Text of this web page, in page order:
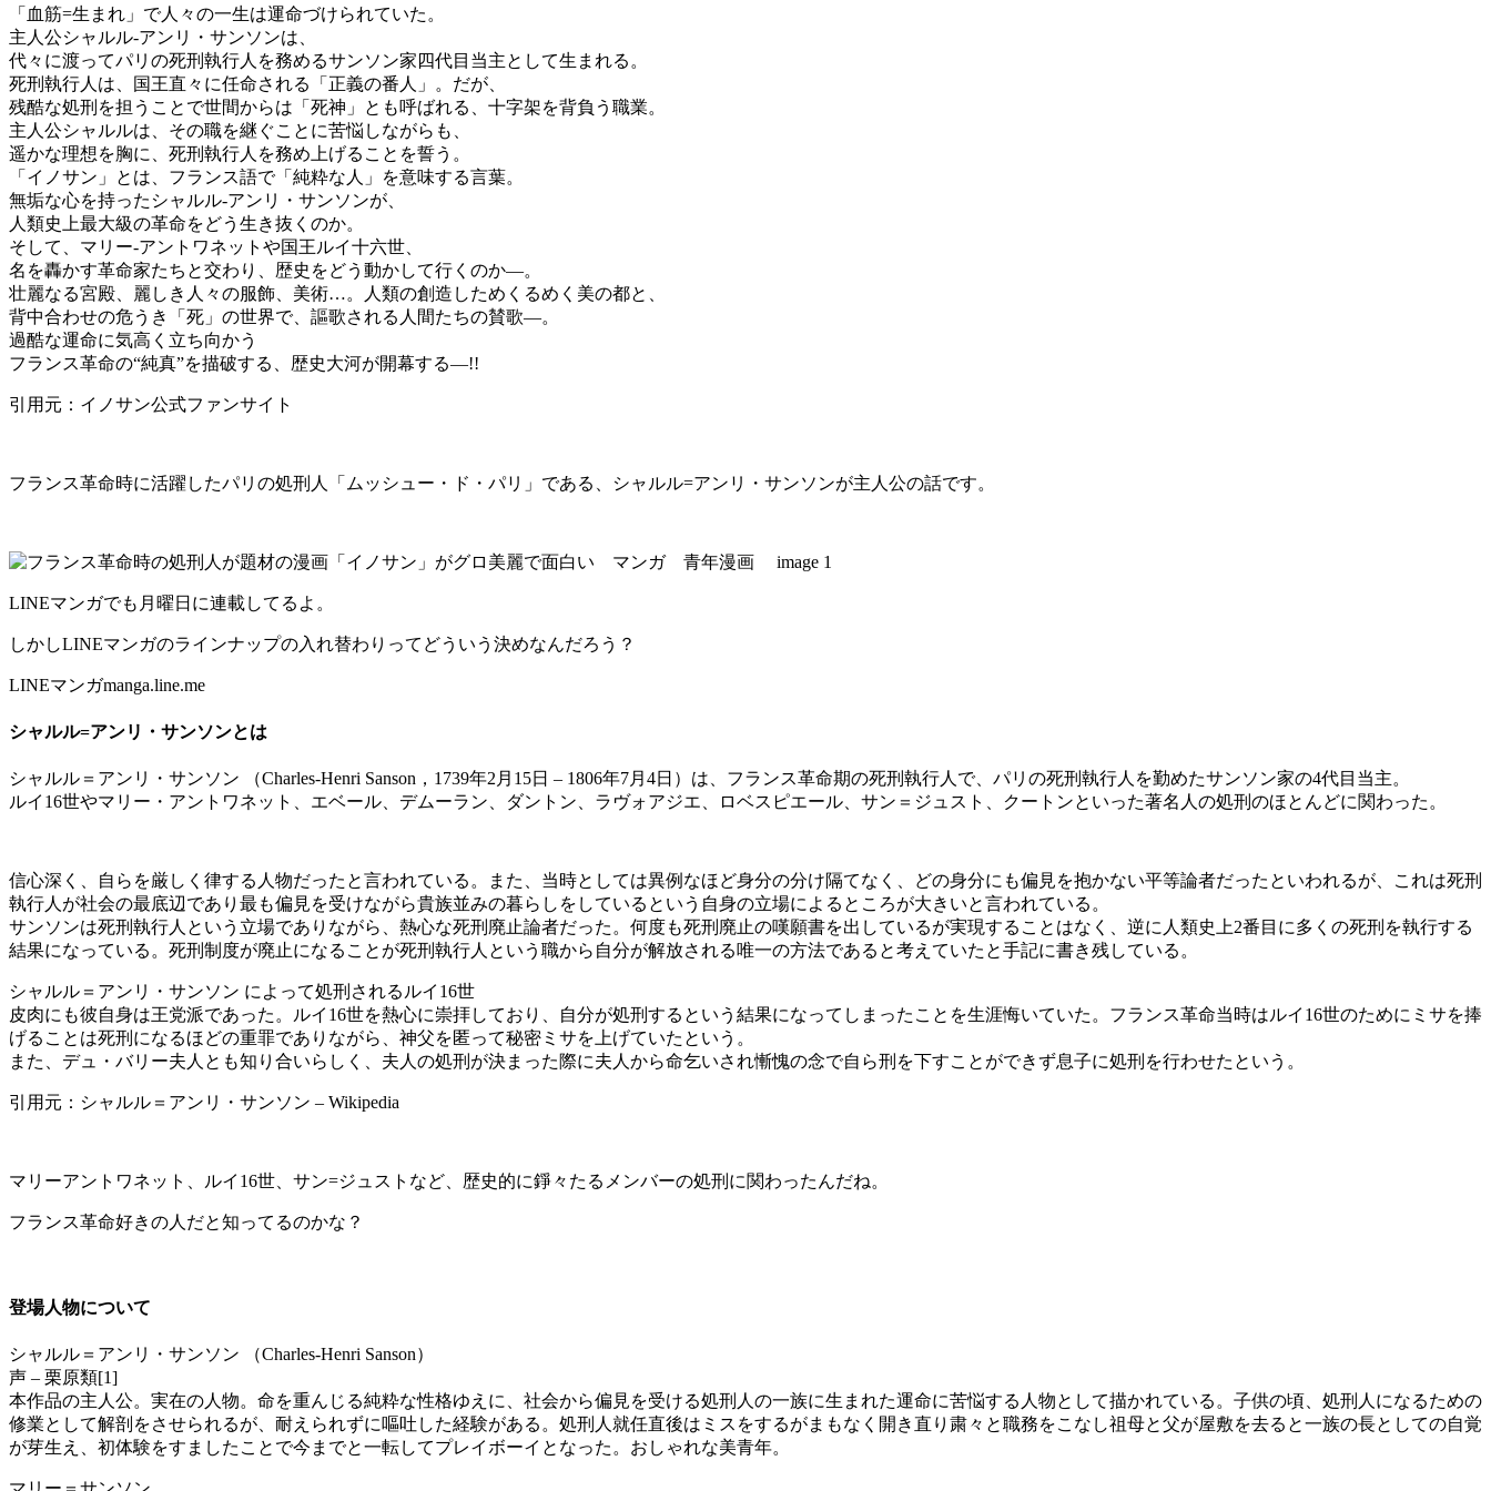
「血筋=生まれ」で人々の一生は運命づけられていた。
主人公シャルル-アンリ・サンソンは、
代々に渡ってパリの死刑執行人を務めるサンソン家四代目当主として生まれる。
死刑執行人は、国王直々に任命される「正義の番人」。だが、
残酷な処刑を担うことで世間からは「死神」とも呼ばれる、十字架を背負う職業。
主人公シャルルは、その職を継ぐことに苦悩しながらも、
遥かな理想を胸に、死刑執行人を務め上げることを誓う。
「イノサン」とは、フランス語で「純粋な人」を意味する言葉。
無垢な心を持ったシャルル-アンリ・サンソンが、
人類史上最大級の革命をどう生き抜くのか。
そして、マリー-アントワネットや国王ルイ十六世、
名を轟かす革命家たちと交わり、歴史をどう動かして行くのか―。
壮麗なる宮殿、麗しき人々の服飾、美術…。人類の創造しためくるめく美の都と、
背中合わせの危うき「死」の世界で、謳歌される人間たちの賛歌―。
過酷な運命に気高く立ち向かう
フランス革命の“純真”を描破する、歴史大河が開幕する―!!
引用元：イノサン公式ファンサイト
フランス革命時に活躍したパリの処刑人「ムッシュー・ド・パリ」である、シャルル=アンリ・サンソンが主人公の話です。
LINEマンガでも月曜日に連載してるよ。
しかしLINEマンガのラインナップの入れ替わりってどういう決めなんだろう？
LINEマンガmanga.line.me
シャルル=アンリ・サンソンとは
シャルル＝アンリ・サンソン （Charles-Henri Sanson，1739年2月15日 – 1806年7月4日）は、フランス革命期の死刑執行人で、パリの死刑執行人を勤めたサンソン家の4代目当主。
ルイ16世やマリー・アントワネット、エベール、デムーラン、ダントン、ラヴォアジエ、ロベスピエール、サン＝ジュスト、クートンといった著名人の処刑のほとんどに関わった。
信心深く、自らを厳しく律する人物だったと言われている。また、当時としては異例なほど身分の分け隔てなく、どの身分にも偏見を抱かない平等論者だったといわれるが、これは死刑
執行人が社会の最底辺であり最も偏見を受けながら貴族並みの暮らしをしているという自身の立場によるところが大きいと言われている。
サンソンは死刑執行人という立場でありながら、熱心な死刑廃止論者だった。何度も死刑廃止の嘆願書を出しているが実現することはなく、逆に人類史上2番目に多くの死刑を執行する
結果になっている。死刑制度が廃止になることが死刑執行人という職から自分が解放される唯一の方法であると考えていたと手記に書き残している。
シャルル＝アンリ・サンソン によって処刑されるルイ16世
皮肉にも彼自身は王党派であった。ルイ16世を熱心に崇拝しており、自分が処刑するという結果になってしまったことを生涯悔いていた。フランス革命当時はルイ16世のためにミサを捧
げることは死刑になるほどの重罪でありながら、神父を匿って秘密ミサを上げていたという。
また、デュ・バリー夫人とも知り合いらしく、夫人の処刑が決まった際に夫人から命乞いされ慚愧の念で自ら刑を下すことができず息子に処刑を行わせたという。
引用元：シャルル＝アンリ・サンソン – Wikipedia
マリーアントワネット、ルイ16世、サン=ジュストなど、歴史的に錚々たるメンバーの処刑に関わったんだね。
フランス革命好きの人だと知ってるのかな？
登場人物について
シャルル＝アンリ・サンソン （Charles-Henri Sanson）
声 – 栗原類[1]
本作品の主人公。実在の人物。命を重んじる純粋な性格ゆえに、社会から偏見を受ける処刑人の一族に生まれた運命に苦悩する人物として描かれている。子供の頃、処刑人になるための
修業として解剖をさせられるが、耐えられずに嘔吐した経験がある。処刑人就任直後はミスをするがまもなく開き直り粛々と職務をこなし祖母と父が屋敷を去ると一族の長としての自覚
が芽生え、初体験をすましたことで今までと一転してプレイボーイとなった。おしゃれな美青年。